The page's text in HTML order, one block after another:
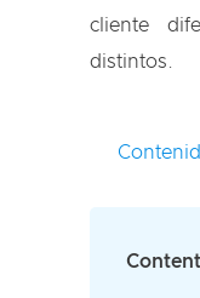
cliente
distintos.